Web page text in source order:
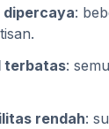
dipercaya:
terbatas:
rendah: